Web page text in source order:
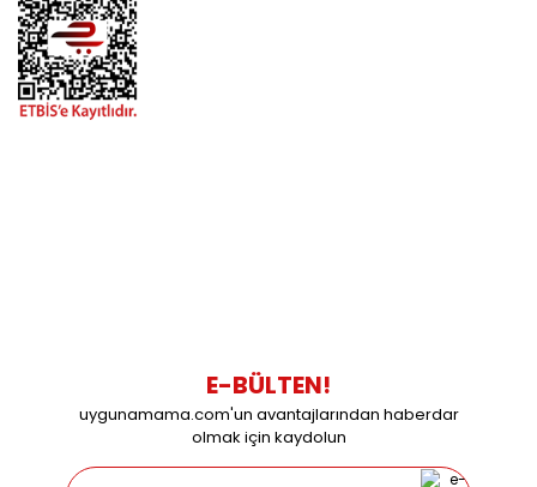
E-BÜLTEN!
uygunamama.com'un avantajlarından haberdar
olmak için kaydolun